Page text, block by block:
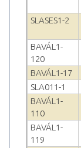
SLASES1-2
BAVÁL1-
120
BAVÁL1-17
SLA011-1
BAVÁL1-
110
BAVÁL1-
119